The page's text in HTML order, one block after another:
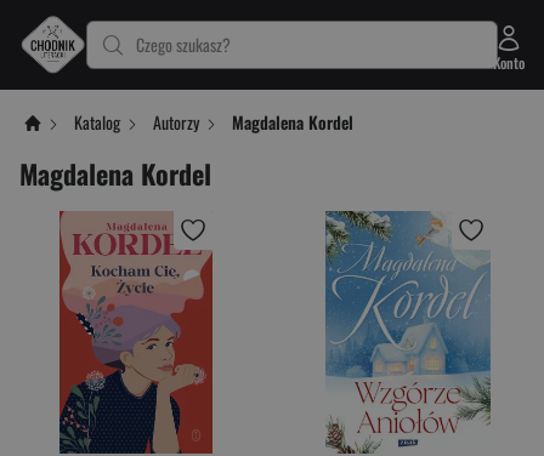
Czego szukasz?
Konto
Katalog Autorzy Magdalena Kordel
Magdalena Kordel